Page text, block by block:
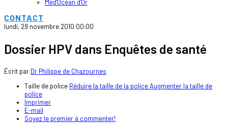
Med'Océan d'Or
CONTACT
lundi, 29 novembre 2010 00:00
Dossier HPV dans Enquêtes de santé
Écrit par Dr Philippe de Chazournes
Taille de police Réduire la taille de la policeAugmenter la taille de
police
Imprimer
E-mail
Soyez le premier à commenter!